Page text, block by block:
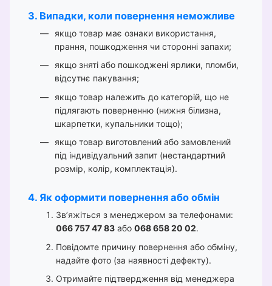
3. Випадки, коли повернення неможливе
якщо товар має ознаки використання,
прання, пошкодження чи сторонні запахи;
якщо зняті або пошкоджені ярлики, пломби,
відсутнє пакування;
якщо товар належить до категорій, що не
підлягають поверненню (нижня білизна,
шкарпетки, купальники тощо);
якщо товар виготовлений або замовлений
під індивідуальний запит (нестандартний
розмір, колір, комплектація).
4. Як оформити повернення або обмін
Зв’яжіться з менеджером за телефонами:
066 757 47 83 або 068 658 20 02.
Повідомте причину повернення або обміну,
надайте фото (за наявності дефекту).
Отримайте підтвердження від менеджера